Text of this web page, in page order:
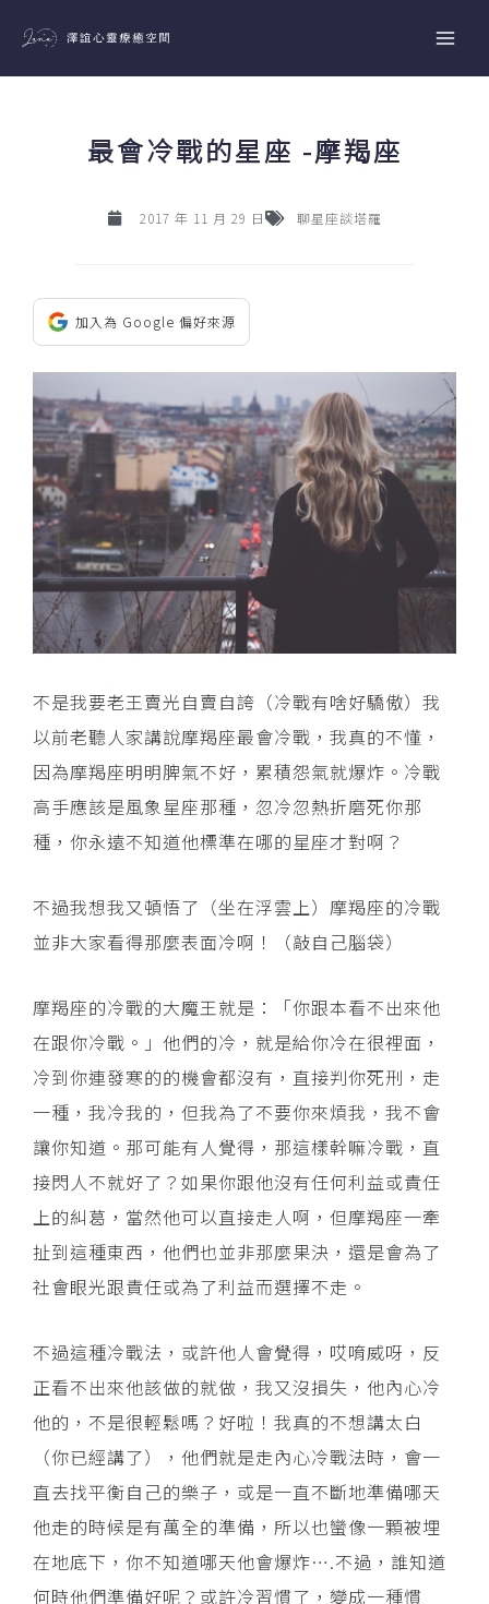
主
最會冷戰的星座 -摩羯座
2017 年 11 月 29 日 聊星座談塔羅
加入為 Google 偏好來源
不是我要老王賣光自賣自誇（冷戰有啥好驕傲）我
以前老聽人家講說摩羯座最會冷戰，我真的不懂，
因為摩羯座明明脾氣不好，累積怨氣就爆炸。冷戰
高手應該是風象星座那種，忽冷忽熱折磨死你那
種，你永遠不知道他標準在哪的星座才對啊？
不過我想我又頓悟了（坐在浮雲上）摩羯座的冷戰
並非大家看得那麼表面冷啊！（敲自己腦袋）
摩羯座的冷戰的大魔王就是：「你跟本看不出來他
在跟你冷戰。」他們的冷，就是給你冷在很裡面，
冷到你連發寒的的機會都沒有，直接判你死刑，走
一種，我冷我的，但我為了不要你來煩我，我不會
讓你知道。那可能有人覺得，那這樣幹嘛冷戰，直
接閃人不就好了？如果你跟他沒有任何利益或責任
上的糾葛，當然他可以直接走人啊，但摩羯座一牽
扯到這種東西，他們也並非那麼果決，還是會為了
社會眼光跟責任或為了利益而選擇不走。
不過這種冷戰法，或許他人會覺得，哎唷威呀，反
正看不出來他該做的就做，我又沒損失，他內心冷
他的，不是很輕鬆嗎？好啦！我真的不想講太白
（你已經講了），他們就是走內心冷戰法時，會一
直去找平衡自己的樂子，或是一直不斷地準備哪天
他走的時候是有萬全的準備，所以也蠻像一顆被埋
在地底下，你不知道哪天他會爆炸….不過，誰知道
何時他們準備好呢？或許冷習慣了，變成一種慣